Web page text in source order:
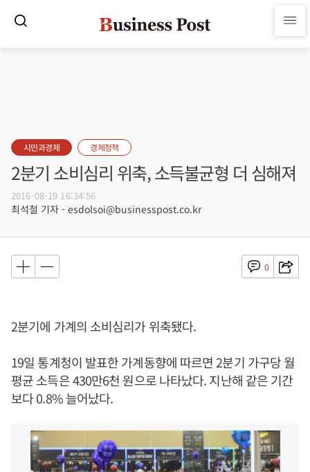
시민과경제 경제정책
2분기 소비심리 위축, 소득불균형 더 심해져
2016-08-19 16:34:56
최석철 기자 - esdolsoi@businesspost.co.kr
0
2분기에 가계의 소비심리가 위축됐다.
19일 통계청이 발표한 가계동향에 따르면 2분기 가구당 월
평균 소득은 430만6천 원으로 나타났다. 지난해 같은 기간
보다 0.8% 늘어났다.